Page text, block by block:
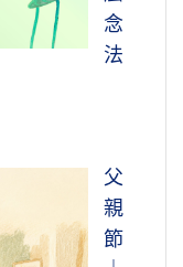
念
法
父
親
節